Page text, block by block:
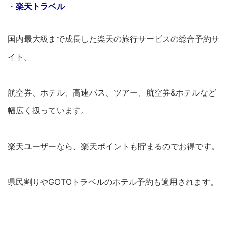
・ 楽天トラベル
国内最大級まで成長した楽天の旅行サービスの総合予約サ
イト。
航空券、ホテル、高速バス、ツアー、航空券&ホテルなど
幅広く扱っています。
楽天ユーザーなら、楽天ポイントも貯まるのでお得です。
県民割りやGOTOトラベルのホテル予約も適用されます。